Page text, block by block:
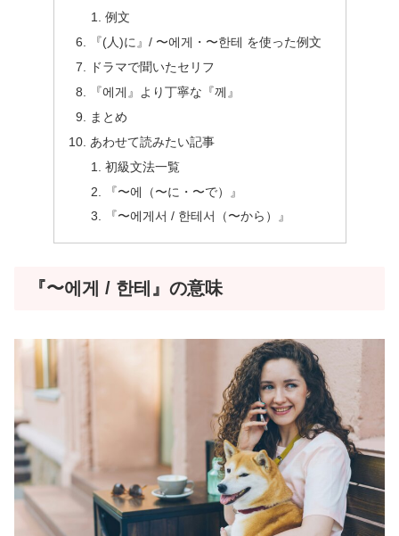
例文
『(人)に』/ 〜에게・〜한테 を使った例文
ドラマで聞いたセリフ
『에게』より丁寧な『께』
まとめ
あわせて読みたい記事
初級文法一覧
『〜에（〜に・〜で）』
『〜에게서 / 한테서（〜から）』
『〜에게 / 한테』の意味